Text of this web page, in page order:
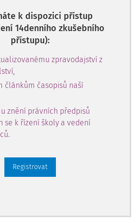
k dispozici přístup
14denního zkušebního
přístupu):
zpravodajství z
článkům časopisů naší
znění právních předpisů
se k řízení školy a vedení
Registrovat